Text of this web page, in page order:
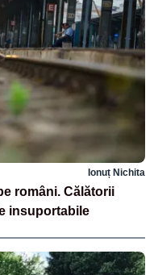
Ionuț Nichita
români. Călătorii
insuportabile